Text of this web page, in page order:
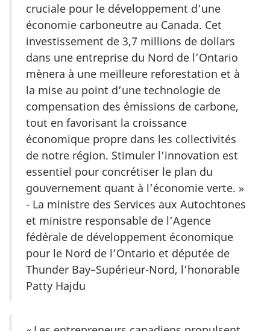
cruciale pour le développement d’une
économie carboneutre au Canada. Cet
investissement de 3,7 millions de dollars
dans une entreprise du Nord de l’Ontario
mènera à une meilleure reforestation et à
la mise au point d’une technologie de
compensation des émissions de carbone,
tout en favorisant la croissance
économique propre dans les collectivités
de notre région. Stimuler l’innovation est
essentiel pour concrétiser le plan du
gouvernement quant à l’économie verte. »
- La ministre des Services aux Autochtones
et ministre responsable de l’Agence
fédérale de développement économique
pour le Nord de l’Ontario et députée de
Thunder Bay–Supérieur-Nord, l’honorable
Patty Hajdu